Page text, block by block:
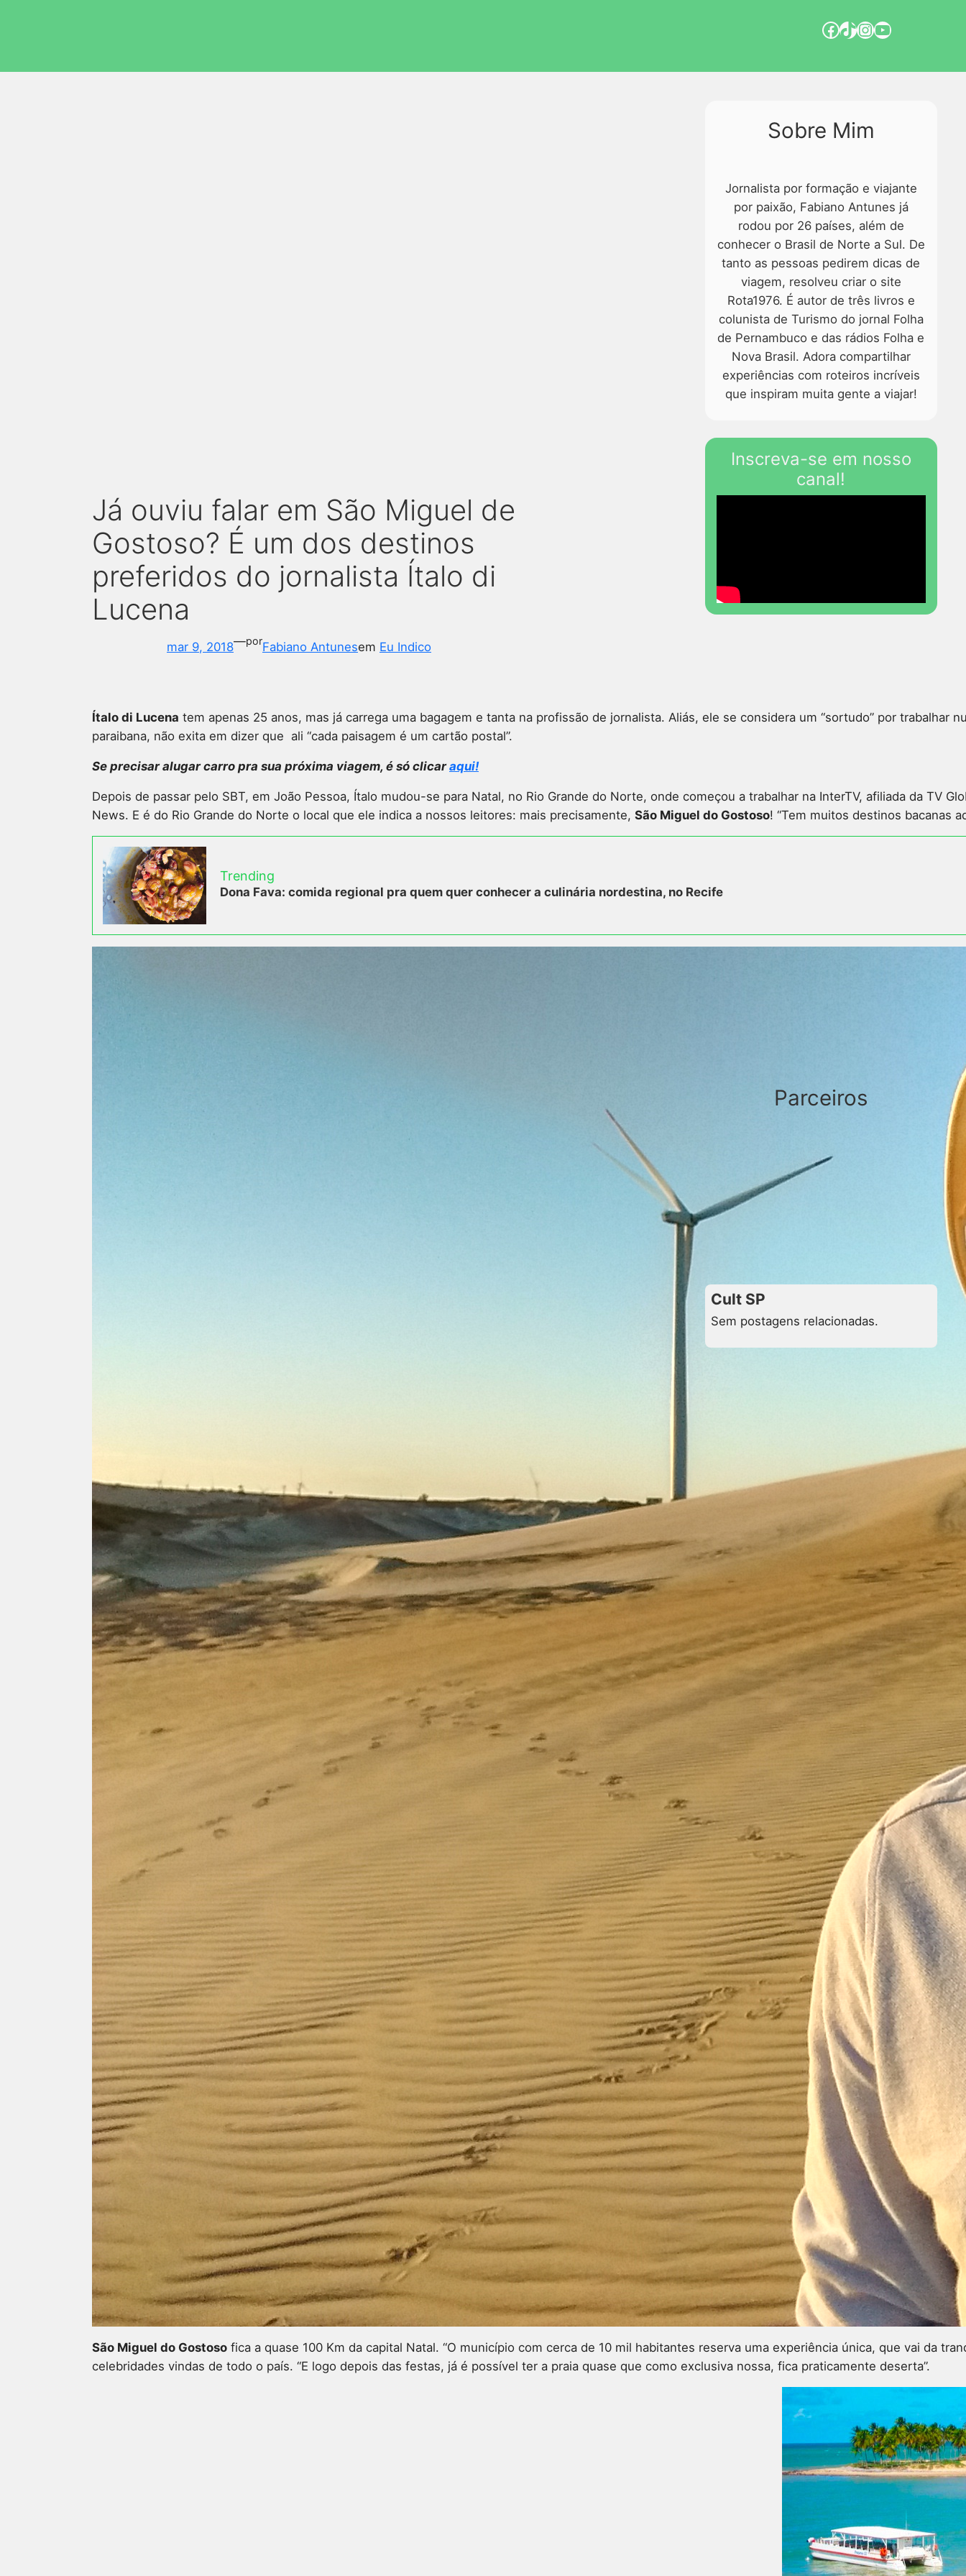
Já ouviu falar em São Miguel de
Gostoso? É um dos destinos
preferidos do jornalista Ítalo di
Lucena
mar 9, 2018—porFabiano Antunesem Eu Indico
Ítalo di Lucena tem apenas 25 anos, mas já carrega uma bagagem e tanta na profissão de jornalista. Aliás, ele se considera um “sortudo” por
paraibana, não exita em dizer que ali “cada paisagem é um cartão postal”.
Se precisar alugar carro pra sua próxima viagem, é só clicaraqui!
Depois de passar pelo SBT, em João Pessoa, Ítalo mudou-se para Natal, no Rio Grande do Norte, onde começou a trabalhar na InterTV, afiliada da
News. E é do Rio Grande do Norte o local que ele indica a nossos leitores: mais precisamente, São Miguel do Gostoso! “Tem muitos destinos bacanas
Trending
Dona Fava: comida regional pra quem quer conhecer a culinária nordestina, no Recife
São Miguel do Gostoso fica a quase 100 Km da capital Natal. “O município com cerca de 10 mil habitantes reserva uma experiência única, que vai da
celebridades vindas de todo o país. “E logo depois das festas, já é possível ter a praia quase que como exclusiva nossa, fica praticamente deserta”.
Sobre Mim
Jornalista por formação e viajante
por paixão, Fabiano Antunes já
rodou por 26 países, além de
conhecer o Brasil de Norte a Sul. De
tanto as pessoas pedirem dicas de
viagem, resolveu criar o site
Rota1976. É autor de três livros e
colunista de Turismo do jornal Folha
de Pernambuco e das rádios Folha e
Nova Brasil. Adora compartilhar
experiências com roteiros incríveis
que inspiram muita gente a viajar!
Inscreva-se em nosso
canal!
Parceiros
Cult SP
Sem postagens relacionadas.